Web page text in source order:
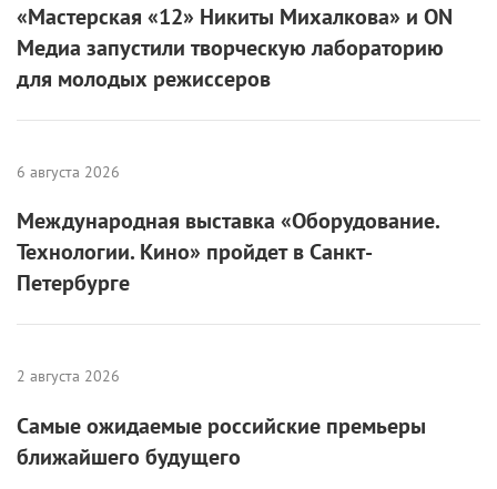
«Мастерская «12» Никиты Михалкова» и ON
Медиа запустили творческую лабораторию
для молодых режиссеров
6 августа 2026
Международная выставка «Оборудование.
Технологии. Кино» пройдет в Санкт-
Петербурге
2 августа 2026
Самые ожидаемые российские премьеры
ближайшего будущего